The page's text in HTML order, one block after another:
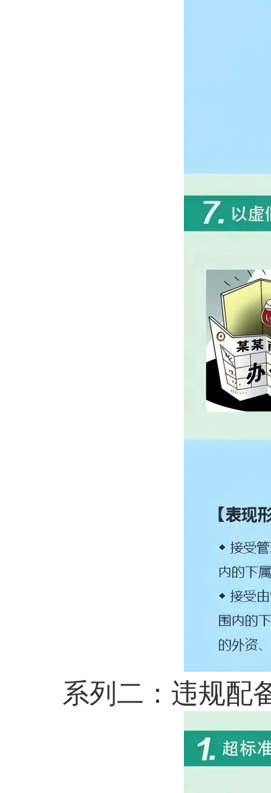
系列二： 违规配